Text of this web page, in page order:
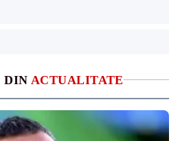
DIN ACTUALITATE